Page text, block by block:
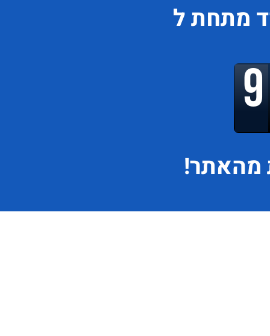
מתחת ל
מהאתר!